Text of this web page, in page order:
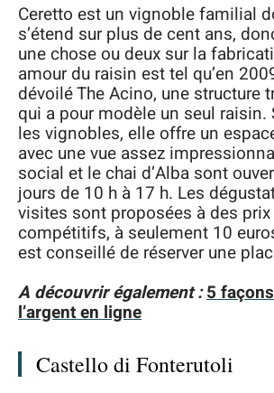
Ceretto est un vignoble familial
s’étend sur plus de cent ans,
une chose ou deux sur la
amour du raisin est tel qu’en
dévoilé The Acino, une structure
qui a pour modèle un seul
les vignobles, elle offre un
avec une vue assez
social et le chai d’Alba sont
jours de 10 h à 17 h. Les
visites sont proposées à des
compétitifs, à seulement 10
est conseillé de réserver une
A découvrir également :5
l’argent en ligne
Castello di Fonterutoli